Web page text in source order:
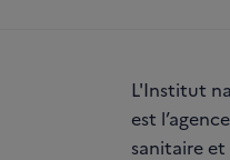
L'Institut
est
sanitaire